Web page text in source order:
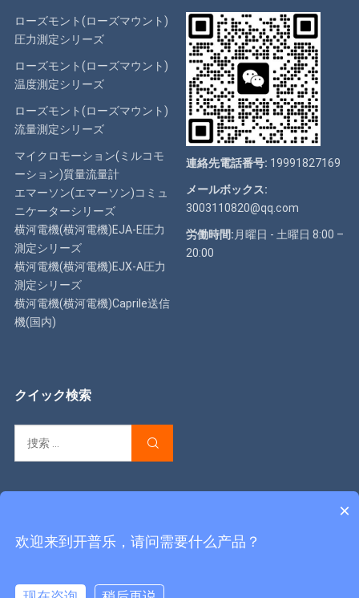
ローズモント(ローズマウント)
圧力測定シリーズ
ローズモント(ローズマウント)
温度測定シリーズ
ローズモント(ローズマウント)
流量測定シリーズ
マイクロモーション(ミルコモ
ーション)質量流量計
エマーソン(エマーソン)コミュ
ニケーターシリーズ
横河電機(横河電機)EJA-E圧力
測定シリーズ
横河電機(横河電機)EJX-A圧力
測定シリーズ
横河電機(横河電機)Caprile送信
機(国内)
連絡先電話番号: 19991827169
メールボックス:
3003110820@qq.com
労働時間:月曜日 - 土曜日 8:00 –
20:00
クイック検索
著作権 © 2022Caprile Instruments & Meters Co., Ltd
番号2023003175-1全著作権所有.
×
欢迎来到开普乐，请问需要什么产品？